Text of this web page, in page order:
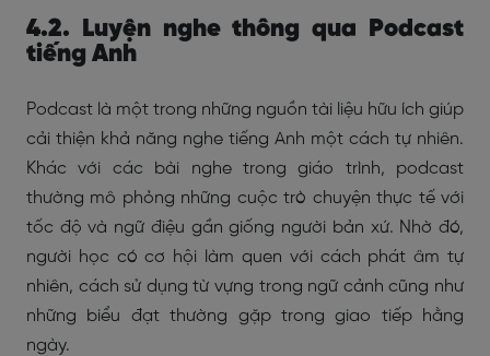
4.2. Luyện nghe thông qua Podcast
tiếng Anh
Podcast là một trong những nguồn tài liệu hữu ích giúp
cải thiện khả năng nghe tiếng Anh một cách tự nhiên.
Khác với các bài nghe trong giáo trình, podcast
thường mô phỏng những cuộc trò chuyện thực tế với
tốc độ và ngữ điệu gần giống người bản xứ. Nhờ đó,
người học có cơ hội làm quen với cách phát âm tự
nhiên, cách sử dụng từ vựng trong ngữ cảnh cũng như
những biểu đạt thường gặp trong giao tiếp hằng
ngày.